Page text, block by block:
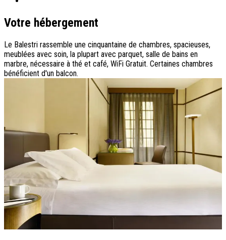
Votre hébergement
Le Balestri rassemble une cinquantaine de chambres, spacieuses,
meublées avec soin, la plupart avec parquet, salle de bains en
marbre, nécessaire à thé et café, WiFi Gratuit. Certaines chambres
bénéficient d'un balcon.